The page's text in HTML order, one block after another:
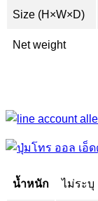
Size (H×W×D)
Net weight
น้ำหนัก ไม่ระบุ